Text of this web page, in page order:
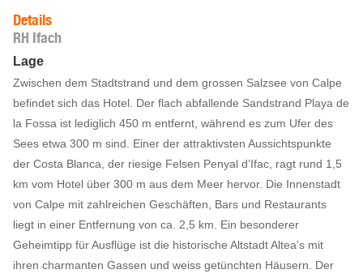
Details
RH Ifach
Lage
Zwischen dem Stadtstrand und dem grossen Salzsee von Calpe
befindet sich das Hotel. Der flach abfallende Sandstrand Playa de
la Fossa ist lediglich 450 m entfernt, während es zum Ufer des
Sees etwa 300 m sind. Einer der attraktivsten Aussichtspunkte
der Costa Blanca, der riesige Felsen Penyal d’Ifac, ragt rund 1,5
km vom Hotel über 300 m aus dem Meer hervor. Die Innenstadt
von Calpe mit zahlreichen Geschäften, Bars und Restaurants
liegt in einer Entfernung von ca. 2,5 km. Ein besonderer
Geheimtipp für Ausflüge ist die historische Altstadt Altea's mit
ihren charmanten Gassen und weiss getünchten Häusern. Der